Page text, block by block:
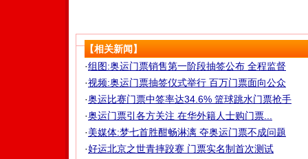
【相关新闻】
·组图:奥运门票销售第一阶段抽签公布 全程监督
·视频:奥运门票抽签仪式举行 百万门票面向公众
·奥运比赛门票中签率达34.6% 篮球跳水门票抢手
·奥运门票引各方关注 在华外籍人士购门票...
·美媒体:梦七首胜酣畅淋漓 夺奥运门票不成问题
·好运北京之世青摔跤赛 门票实名制首次测试